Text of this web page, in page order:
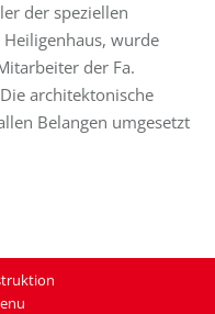
der speziellen
Heiligenhaus, wurde
der Fa.
architektonische
Belangen umgesetzt